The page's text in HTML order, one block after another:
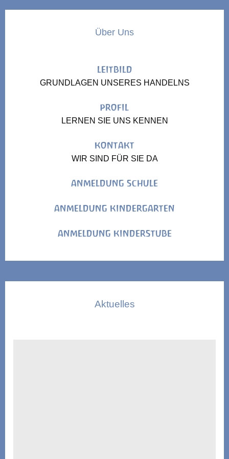
Über Uns
LEITBILD
GRUNDLAGEN UNSERES HANDELNS
PROFIL
LERNEN SIE UNS KENNEN
KONTAKT
WIR SIND FÜR SIE DA
ANMELDUNG SCHULE
ANMELDUNG KINDERGARTEN
ANMELDUNG KINDERSTUBE
Aktuelles